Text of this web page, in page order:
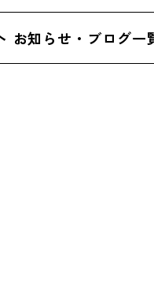
お知らせ・ブログ一